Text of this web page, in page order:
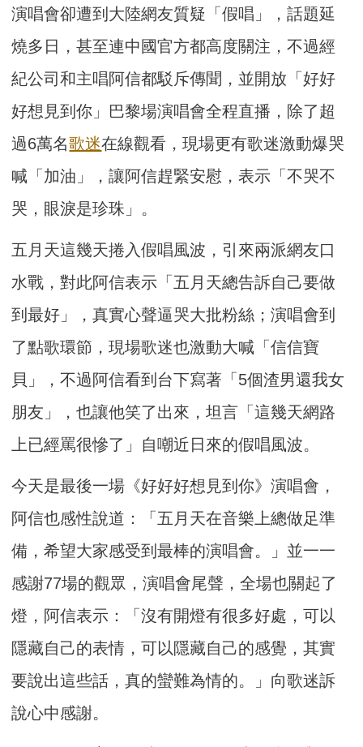
演唱會卻遭到大陸網友質疑「假唱」，話題延
燒多日，甚至連中國官方都高度關注，不過經
紀公司和主唱阿信都駁斥傳聞，並開放「好好
好想見到你」巴黎場演唱會全程直播，除了超
過6萬名歌迷在線觀看，現場更有歌迷激動爆哭
喊「加油」，讓阿信趕緊安慰，表示「不哭不
哭，眼淚是珍珠」。
五月天這幾天捲入假唱風波，引來兩派網友口
水戰，對此阿信表示「五月天總告訴自己要做
到最好」，真實心聲逼哭大批粉絲；演唱會到
了點歌環節，現場歌迷也激動大喊「信信寶
貝」，不過阿信看到台下寫著「5個渣男還我女
朋友」，也讓他笑了出來，坦言「這幾天網路
上已經罵很慘了」自嘲近日來的假唱風波。
今天是最後一場《好好好想見到你》演唱會，
阿信也感性說道：「五月天在音樂上總做足準
備，希望大家感受到最棒的演唱會。」並一一
感謝77場的觀眾，演唱會尾聲，全場也關起了
燈，阿信表示：「沒有開燈有很多好處，可以
隱藏自己的表情，可以隱藏自己的感覺，其實
要說出這些話，真的蠻難為情的。」向歌迷訴
說心中感謝。